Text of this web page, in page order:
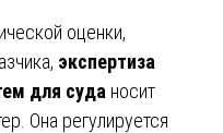
оценки,
экспертиза
для суда носит
Она регулируется